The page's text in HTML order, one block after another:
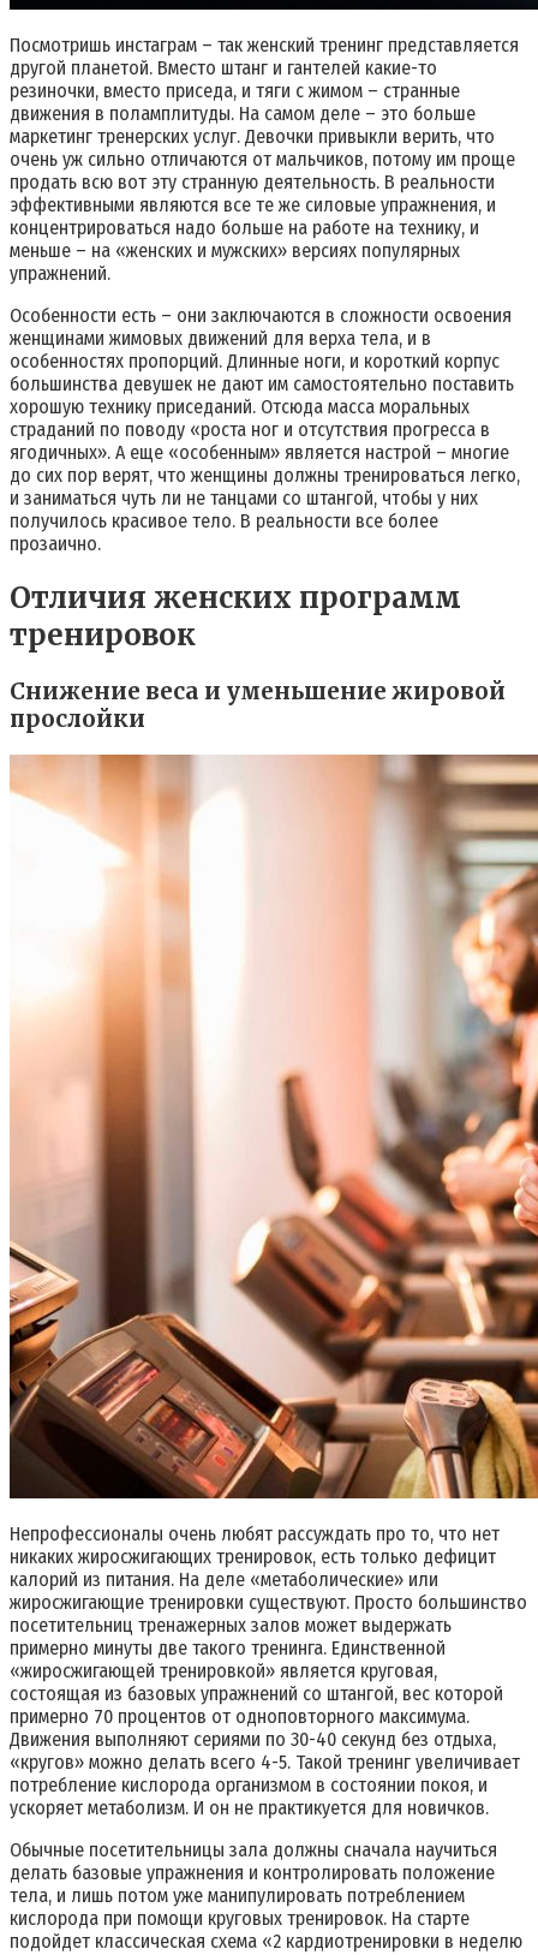
Посмотришь инстаграм – так женский тренинг представляется
другой планетой. Вместо штанг и гантелей какие-то
резиночки, вместо приседа, и тяги с жимом – странные
движения в поламплитуды. На самом деле – это больше
маркетинг тренерских услуг. Девочки привыкли верить, что
очень уж сильно отличаются от мальчиков, потому им проще
продать всю вот эту странную деятельность. В реальности
эффективными являются все те же силовые упражнения, и
концентрироваться надо больше на работе на технику, и
меньше – на «женских и мужских» версиях популярных
упражнений.
Особенности есть – они заключаются в сложности освоения
женщинами жимовых движений для верха тела, и в
особенностях пропорций. Длинные ноги, и короткий корпус
большинства девушек не дают им самостоятельно поставить
хорошую технику приседаний. Отсюда масса моральных
страданий по поводу «роста ног и отсутствия прогресса в
ягодичных». А еще «особенным» является настрой – многие
до сих пор верят, что женщины должны тренироваться легко,
и заниматься чуть ли не танцами со штангой, чтобы у них
получилось красивое тело. В реальности все более
прозаично.
Отличия женских программ
тренировок
Снижение веса и уменьшение жировой
прослойки
Непрофессионалы очень любят рассуждать про то, что нет
никаких жиросжигающих тренировок, есть только дефицит
калорий из питания. На деле «метаболические» или
жиросжигающие тренировки существуют. Просто большинство
посетительниц тренажерных залов может выдержать
примерно минуты две такого тренинга. Единственной
«жиросжигающей тренировкой» является круговая,
состоящая из базовых упражнений со штангой, вес которой
примерно 70 процентов от одноповторного максимума.
Движения выполняют сериями по 30-40 секунд без отдыха,
«кругов» можно делать всего 4-5. Такой тренинг увеличивает
потребление кислорода организмом в состоянии покоя, и
ускоряет метаболизм. И он не практикуется для новичков.
Обычные посетительницы зала должны сначала научиться
делать базовые упражнения и контролировать положение
тела, и лишь потом уже манипулировать потреблением
кислорода при помощи круговых тренировок. На старте
подойдет классическая схема «2 кардиотренировки в неделю